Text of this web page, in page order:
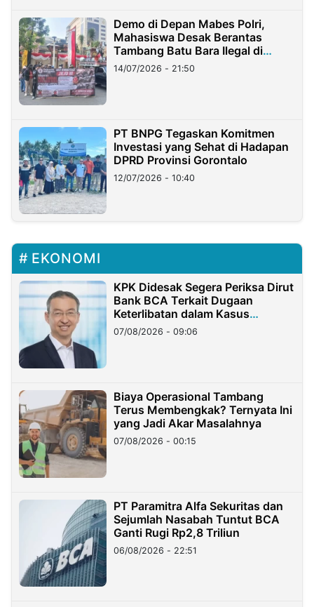
Demo di Depan Mabes Polri,
Mahasiswa Desak Berantas
Tambang Batu Bara Ilegal di
Lampung
14/07/2026 - 21:50
PT BNPG Tegaskan Komitmen
Investasi yang Sehat di Hadapan
DPRD Provinsi Gorontalo
12/07/2026 - 10:40
EKONOMI
KPK Didesak Segera Periksa Dirut
Bank BCA Terkait Dugaan
Keterlibatan dalam Kasus
Hilangnya Dana Nasabah Rp2,58
Miliar
07/08/2026 - 09:06
Biaya Operasional Tambang
Terus Membengkak? Ternyata Ini
yang Jadi Akar Masalahnya
07/08/2026 - 00:15
PT Paramitra Alfa Sekuritas dan
Sejumlah Nasabah Tuntut BCA
Ganti Rugi Rp2,8 Triliun
06/08/2026 - 22:51